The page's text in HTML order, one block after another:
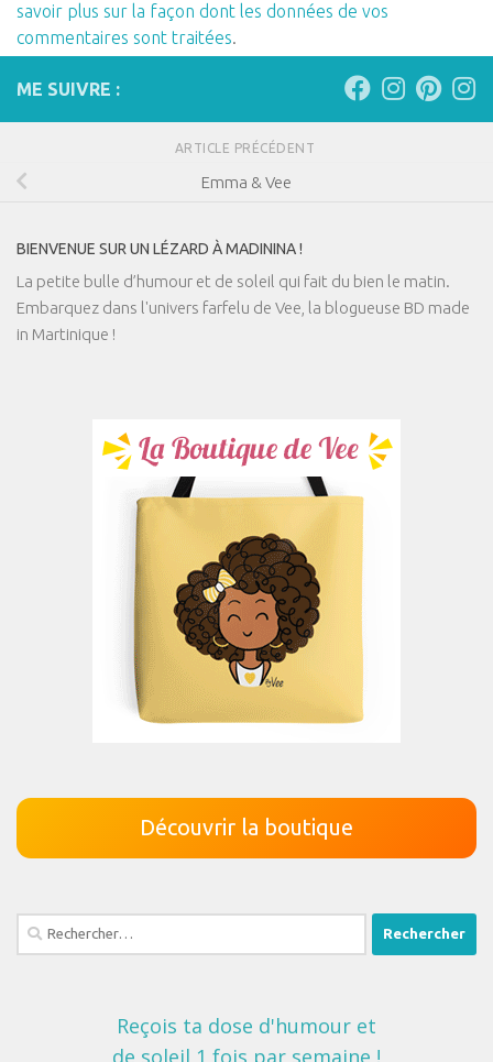
savoir plus sur la façon dont les données de vos
commentaires sont traitées.
ME SUIVRE :
ARTICLE PRÉCÉDENT
Emma & Vee
BIENVENUE SUR UN LÉZARD À MADININA !
La petite bulle d’humour et de soleil qui fait du bien le matin.
Embarquez dans l'univers farfelu de Vee, la blogueuse BD made
in Martinique !
Découvrir la boutique
Rechercher :